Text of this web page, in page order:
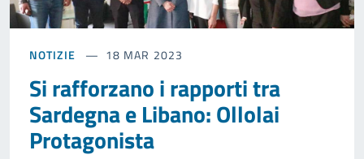
NOTIZIE 18 MAR 2023
Si rafforzano i rapporti tra
Sardegna e Libano: Ollolai
Protagonista